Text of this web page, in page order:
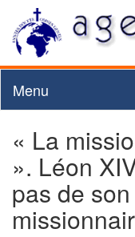
Menu
« La
». Léon
pas de